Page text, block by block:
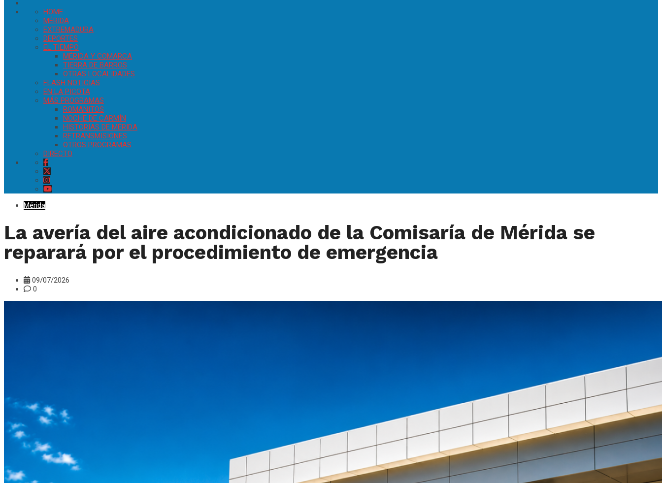
HOME
MÉRIDA
EXTREMADURA
DEPORTES
EL TIEMPO
MÉRIDA Y COMARCA
TIERRA DE BARROS
OTRAS LOCALIDADES
FLASH NOTICIAS
EN LA PICOTA
MÁS PROGRAMAS
ROMANITOS
NOCHE DE CARMÍN
HISTORIAS DE MÉRIDA
RETRANSMISIONES
OTROS PROGRAMAS
DIRECTO
Mérida
La avería del aire acondicionado de la Comisaría de Mérida se
reparará por el procedimiento de emergencia
09/07/2026
0